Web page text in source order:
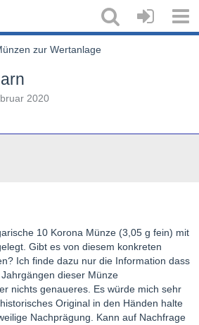
zur Wertanlage
2020
10 Korona Münze (3,05 g fein) mit
Gibt es von diesem konkreten
Ich finde dazu nur die Information dass
dieser Münze
nichts genaueres. Es würde mich sehr
Original in den Händen halte
Nachprägung. Kann auf Nachfrage